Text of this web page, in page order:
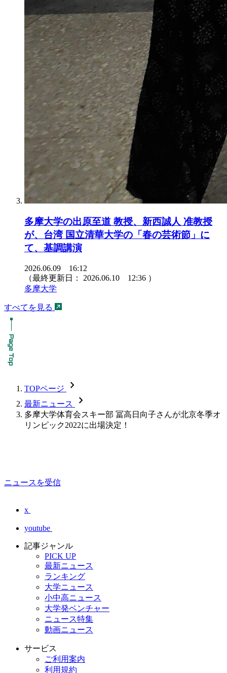
多摩大学の出原至道 教授、新西誠人 准教授
が、台湾 国立清華大学の「春の芸術節」に
て、基調講演
2026.06.09 16:12
（最終更新日： 2026.06.10 12:36 ）
多摩大学
すべてを見る
TOPページ chevron_forward
最新ニュース chevron_forward
多摩大学体育会スキー部 冨高日向子さんが北京冬季オ
リンピック2022に出場決定！
ニュースを受信
x
youtube
記事ジャンル
PICK UP
最新ニュース
ランキング
大学ニュース
小中高ニュース
大学発ベンチャー
ニュース特集
動画ニュース
サービス
ご利用案内
利用規約